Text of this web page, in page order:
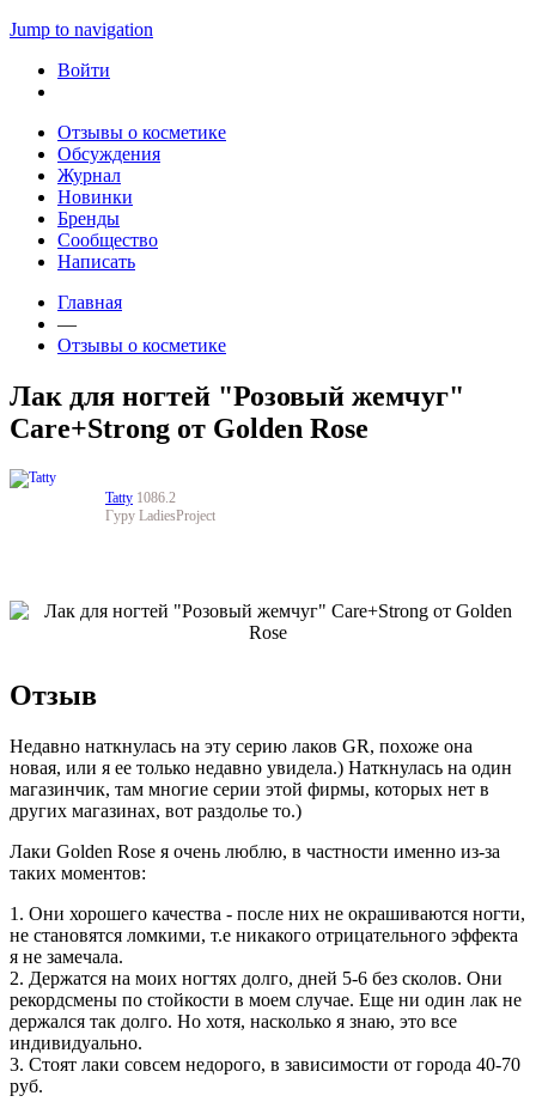
Jump to navigation
Войти
Отзывы о косметике
Обсуждения
Журнал
Новинки
Бренды
Сообщество
Написать
Главная
—
Отзывы о косметике
Лак для ногтей "Розовый жемчуг"
Care+Strong от Golden Rose
Tatty 1086.2
Гуру LadiesProject
Отзыв
Недавно наткнулась на эту серию лаков GR, похоже она
новая, или я ее только недавно увидела.) Наткнулась на один
магазинчик, там многие серии этой фирмы, которых нет в
других магазинах, вот раздолье то.)
Лаки Golden Rose я очень люблю, в частности именно из-за
таких моментов:
1. Они хорошего качества - после них не окрашиваются ногти,
не становятся ломкими, т.е никакого отрицательного эффекта
я не замечала.
2. Держатся на моих ногтях долго, дней 5-6 без сколов. Они
рекордсмены по стойкости в моем случае. Еще ни один лак не
держался так долго. Но хотя, насколько я знаю, это все
индивидуально.
3. Стоят лаки совсем недорого, в зависимости от города 40-70
руб.